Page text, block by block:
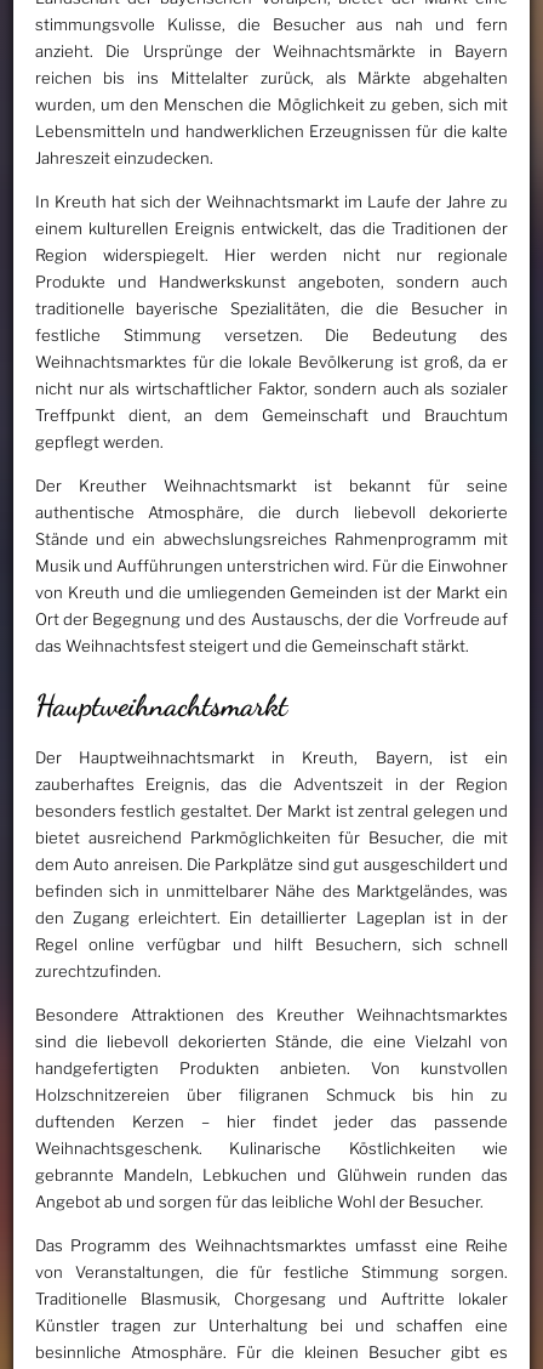
stimmungsvolle Kulisse, die Besucher aus nah und fern
anzieht. Die Ursprünge der Weihnachtsmärkte in Bayern
reichen bis ins Mittelalter zurück, als Märkte abgehalten
wurden, um den Menschen die Möglichkeit zu geben, sich mit
Lebensmitteln und handwerklichen Erzeugnissen für die kalte
Jahreszeit einzudecken.
In Kreuth hat sich der Weihnachtsmarkt im Laufe der Jahre zu
einem kulturellen Ereignis entwickelt, das die Traditionen der
Region widerspiegelt. Hier werden nicht nur regionale
Produkte und Handwerkskunst angeboten, sondern auch
traditionelle bayerische Spezialitäten, die die Besucher in
festliche Stimmung versetzen. Die Bedeutung des
Weihnachtsmarktes für die lokale Bevölkerung ist groß, da er
nicht nur als wirtschaftlicher Faktor, sondern auch als sozialer
Treffpunkt dient, an dem Gemeinschaft und Brauchtum
gepflegt werden.
Der Kreuther Weihnachtsmarkt ist bekannt für seine
authentische Atmosphäre, die durch liebevoll dekorierte
Stände und ein abwechslungsreiches Rahmenprogramm mit
Musik und Aufführungen unterstrichen wird. Für die Einwohner
von Kreuth und die umliegenden Gemeinden ist der Markt ein
Ort der Begegnung und des Austauschs, der die Vorfreude auf
das Weihnachtsfest steigert und die Gemeinschaft stärkt.
Hauptweihnachtsmarkt
Der Hauptweihnachtsmarkt in Kreuth, Bayern, ist ein
zauberhaftes Ereignis, das die Adventszeit in der Region
besonders festlich gestaltet. Der Markt ist zentral gelegen und
bietet ausreichend Parkmöglichkeiten für Besucher, die mit
dem Auto anreisen. Die Parkplätze sind gut ausgeschildert und
befinden sich in unmittelbarer Nähe des Marktgeländes, was
den Zugang erleichtert. Ein detaillierter Lageplan ist in der
Regel online verfügbar und hilft Besuchern, sich schnell
zurechtzufinden.
Besondere Attraktionen des Kreuther Weihnachtsmarktes
sind die liebevoll dekorierten Stände, die eine Vielzahl von
handgefertigten Produkten anbieten. Von kunstvollen
Holzschnitzereien über filigranen Schmuck bis hin zu
duftenden Kerzen – hier findet jeder das passende
Weihnachtsgeschenk. Kulinarische Köstlichkeiten wie
gebrannte Mandeln, Lebkuchen und Glühwein runden das
Angebot ab und sorgen für das leibliche Wohl der Besucher.
Das Programm des Weihnachtsmarktes umfasst eine Reihe
von Veranstaltungen, die für festliche Stimmung sorgen.
Traditionelle Blasmusik, Chorgesang und Auftritte lokaler
Künstler tragen zur Unterhaltung bei und schaffen eine
besinnliche Atmosphäre. Für die kleinen Besucher gibt es